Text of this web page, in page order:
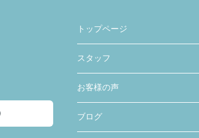
トップページ
スタッフ
お客様の声
ブログ